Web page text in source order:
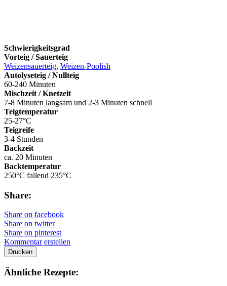
Schwierigkeitsgrad
Vorteig / Sauerteig
Weizensauerteig, Weizen-Poolish
Autolyseteig / Nullteig
60-240 Minuten
Mischzeit / Knetzeit
7-8 Minuten langsam und 2-3 Minuten schnell
Teigtemperatur
25-27°C
Teigreife
3-4 Stunden
Backzeit
ca. 20 Minuten
Backtemperatur
250°C fallend 235°C
Share:
Share on facebook
Share on twitter
Share on pinterest
Kommentar erstellen
Drucken
Ähnliche Rezepte: